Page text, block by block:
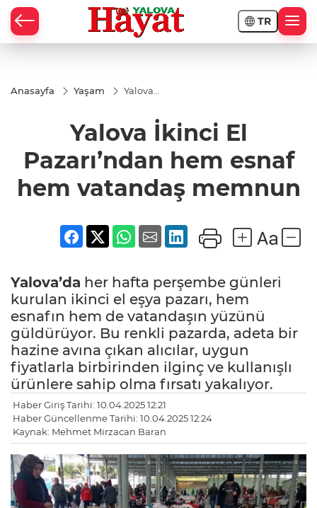
TR
Anasayfa Yaşam
Yalova
hem esnaf
hem
memnun
Yalova İkinci El
Pazarı’ndan hem esnaf
hem vatandaş memnun
Yalova’da her hafta perşembe günleri
kurulan ikinci el eşya pazarı, hem
esnafın hem de vatandaşın yüzünü
güldürüyor. Bu renkli pazarda, adeta bir
hazine avına çıkan alıcılar, uygun
fiyatlarla birbirinden ilginç ve kullanışlı
ürünlere sahip olma fırsatı yakalıyor.
Haber Giriş Tarihi: 10.04.2025 12:21
Haber Güncellenme Tarihi: 10.04.2025 12:24
Kaynak: Mehmet Mirzacan Baran